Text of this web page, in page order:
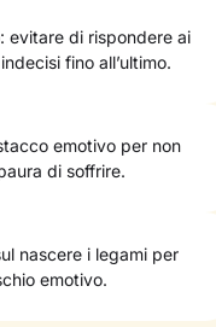
evitare di rispondere ai
fino all’ultimo.
emotivo per non
di soffrire.
nascere i legami per
emotivo.